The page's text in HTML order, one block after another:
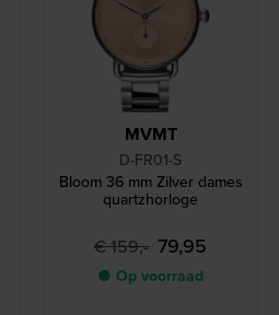
MVMT
D-FR01-S
Bloom 36 mm Zilver dames
quartzhorloge
€ 159,- 79,95
● Op voorraad